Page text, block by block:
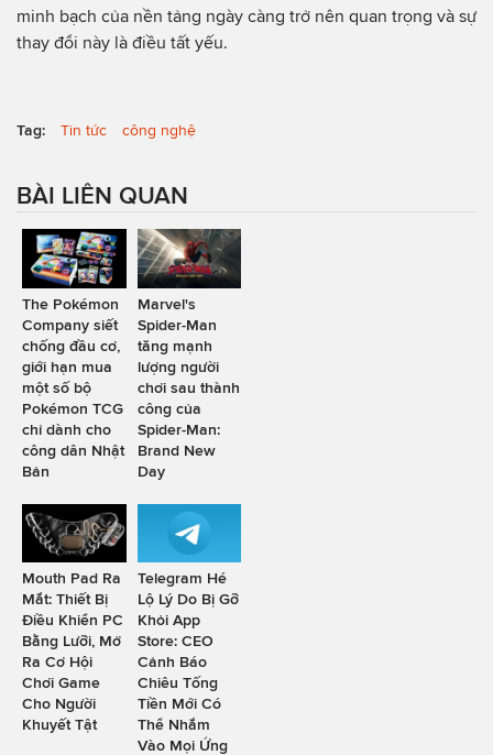
minh bạch của nền tảng ngày càng trở nên quan trọng và sự
thay đổi này là điều tất yếu.
Tag: Tin tức công nghệ
BÀI LIÊN QUAN
The Pokémon
Company siết
chống đầu cơ,
giới hạn mua
một số bộ
Pokémon TCG
chỉ dành cho
công dân Nhật
Bản
Marvel's
Spider-Man
tăng mạnh
lượng người
chơi sau thành
công của
Spider-Man:
Brand New
Day
Mouth Pad Ra
Mắt: Thiết Bị
Điều Khiển PC
Bằng Lưỡi, Mở
Ra Cơ Hội
Chơi Game
Cho Người
Khuyết Tật
Telegram Hé
Lộ Lý Do Bị Gỡ
Khỏi App
Store: CEO
Cảnh Báo
Chiêu Tống
Tiền Mới Có
Thể Nhắm
Vào Mọi Ứng